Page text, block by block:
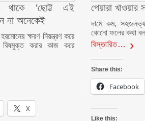
থাকে ‘ছোট্ট এই
না অনেকেই
ক্ষরণ নিয়ন্ত্রণ করে
বিষমুক্ত করার কাজ করে
X
পেয়ারা
দামে কম,
কোনো ফলের কথা
বিস্তারিত…
Share this:
Facebook
Like this: